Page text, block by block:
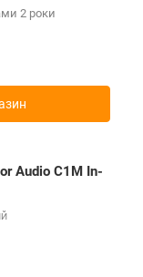
2 роки
Audio C1M In-